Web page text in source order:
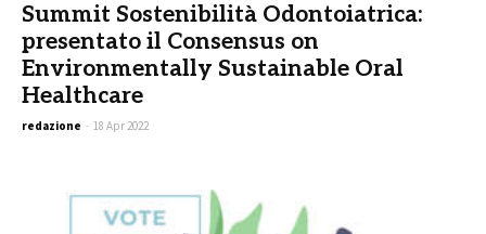
Summit Sostenibilità Odontoiatrica:
presentato il Consensus on
Environmentally Sustainable Oral
Healthcare
redazione - 18 Apr 2022